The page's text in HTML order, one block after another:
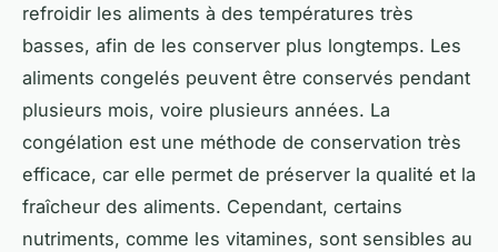
refroidir les aliments à des températures très
basses, afin de les conserver plus longtemps. Les
aliments congelés peuvent être conservés pendant
plusieurs mois, voire plusieurs années. La
congélation est une méthode de conservation très
efficace, car elle permet de préserver la qualité et la
fraîcheur des aliments. Cependant, certains
nutriments, comme les vitamines, sont sensibles au